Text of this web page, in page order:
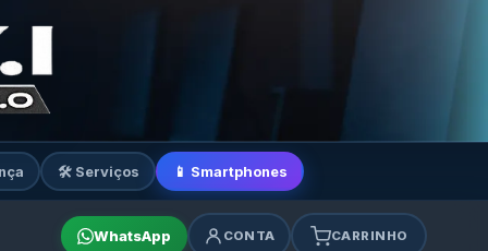
🛠️ Serviços 📱 Smartphones
WhatsApp CONTA CARRINHO